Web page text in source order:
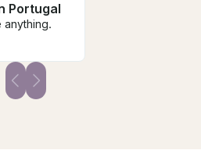
Portugal
anything.